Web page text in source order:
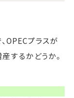
OPECプラスが
するかどうか。